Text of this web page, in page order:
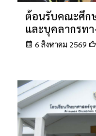
ต้อนรับคณะศึก
และบุคลากรท
6 สิงหาคม 2569